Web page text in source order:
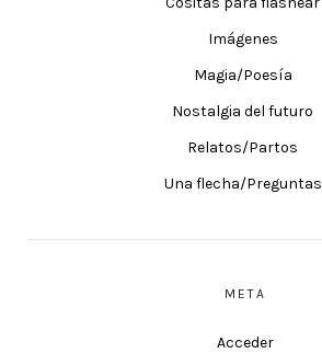
Imágenes
Magia/Poesía
Nostalgia del futuro
Relatos/Partos
Una flecha/Preguntas
META
Acceder